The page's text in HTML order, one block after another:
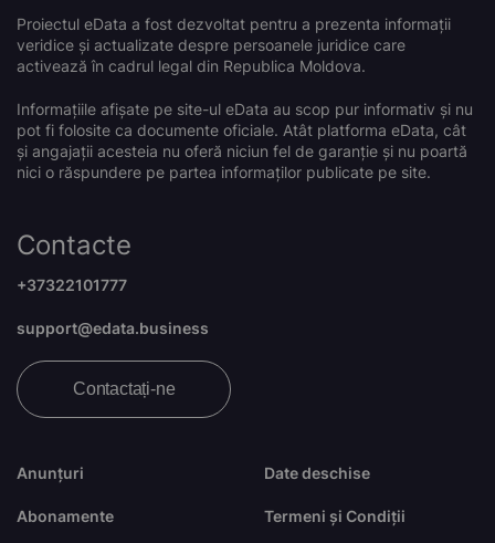
Proiectul eData a fost dezvoltat pentru a prezenta informații
veridice și actualizate despre persoanele juridice care
activează în cadrul legal din Republica Moldova.
Informațiile afișate pe site-ul eData au scop pur informativ și nu
pot fi folosite ca documente oficiale. Atât platforma eData, cât
și angajații acesteia nu oferă niciun fel de garanție și nu poartă
nici o răspundere pe partea informaților publicate pe site.
Anunțuri
Abonamente
Date deschise
Termeni și Condiții
Contacte
+37322101777
support@edata.business
Contactați-ne